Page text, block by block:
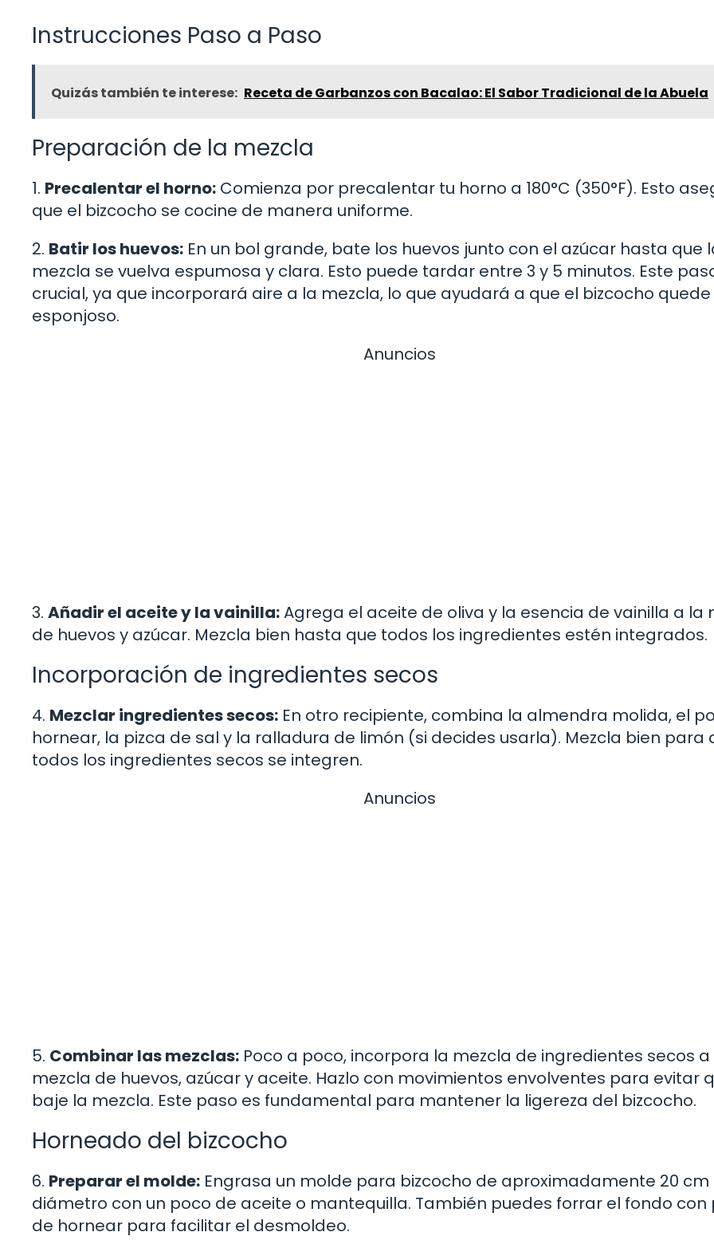
Instrucciones Paso a Paso
Quizás también te interese: Receta de Garbanzos con Bacalao: El Sabor Tradicional de la Abuela
Preparación de la mezcla
1. Precalentar el horno: Comienza por precalentar tu horno a 180°C (350°F). Esto
que el bizcocho se cocine de manera uniforme.
2. Batir los huevos: En un bol grande, bate los huevos junto con el azúcar hasta que
mezcla se vuelva espumosa y clara. Esto puede tardar entre 3 y 5 minutos. Este
crucial, ya que incorporará aire a la mezcla, lo que ayudará a que el bizcocho quede
esponjoso.
Anuncios
3. Añadir el aceite y la vainilla:Agrega el aceite de oliva y la esencia de vainilla a la
de huevos y azúcar. Mezcla bien hasta que todos los ingredientes estén integrados.
Incorporación de ingredientes secos
4. Mezclar ingredientes secos: En otro recipiente, combina la almendra molida, el
hornear, la pizca de sal y la ralladura de limón (si decides usarla). Mezcla bien para
todos los ingredientes secos se integren.
Anuncios
5. Combinar las mezclas: Poco a poco, incorpora la mezcla de ingredientes secos
mezcla de huevos, azúcar y aceite. Hazlo con movimientos envolventes para evitar
baje la mezcla. Este paso es fundamental para mantener la ligereza del bizcocho.
Horneado del bizcocho
6. Preparar el molde: Engrasa un molde para bizcocho de aproximadamente 20 cm
diámetro con un poco de aceite o mantequilla. También puedes forrar el fondo con
de hornear para facilitar el desmoldeo.